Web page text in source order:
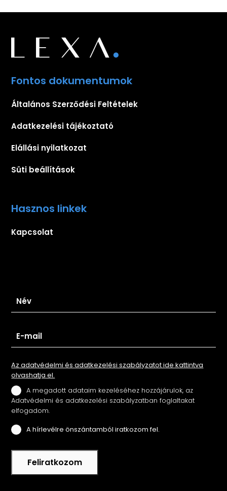
Fontos dokumentumok
Általános Szerződési Feltételek
Adatkezelési tájékoztató
Elállási nyilatkozat
Süti beállítások
Hasznos linkek
Kapcsolat
Az adatvédelmi és adatkezelési szabályzatot ide kattintva
olvashatja el.
A megadott adataim kezeléséhez hozzájárulok, az
Adatvédelmi és adatkezelési szabályzatban foglaltakat
elfogadom.
A hírlevélre önszántamból iratkozom fel.
Feliratkozom